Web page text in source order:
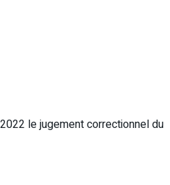
le jugement correctionnel du